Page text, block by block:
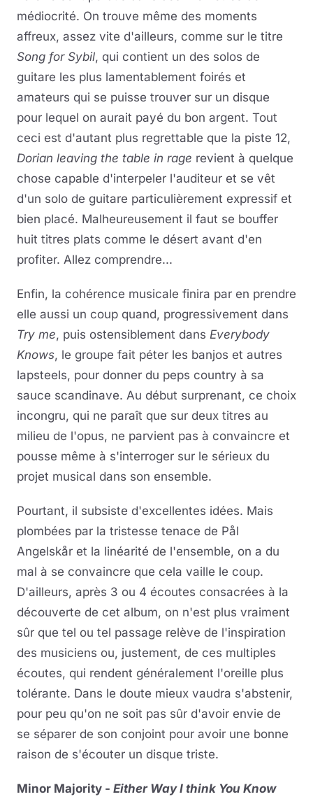
médiocrité. On trouve même des moments
affreux, assez vite d'ailleurs, comme sur le titre
Song for Sybil, qui contient un des solos de
guitare les plus lamentablement foirés et
amateurs qui se puisse trouver sur un disque
pour lequel on aurait payé du bon argent. Tout
ceci est d'autant plus regrettable que la piste 12,
Dorian leaving the table in rage revient à quelque
chose capable d'interpeler l'auditeur et se vêt
d'un solo de guitare particulièrement expressif et
bien placé. Malheureusement il faut se bouffer
huit titres plats comme le désert avant d'en
profiter. Allez comprendre...
Enfin, la cohérence musicale finira par en prendre
elle aussi un coup quand, progressivement dans
Try me, puis ostensiblement dans Everybody
Knows, le groupe fait péter les banjos et autres
lapsteels, pour donner du peps country à sa
sauce scandinave. Au début surprenant, ce choix
incongru, qui ne paraît que sur deux titres au
milieu de l'opus, ne parvient pas à convaincre et
pousse même à s'interroger sur le sérieux du
projet musical dans son ensemble.
Pourtant, il subsiste d'excellentes idées. Mais
plombées par la tristesse tenace de Pål
Angelskår et la linéarité de l'ensemble, on a du
mal à se convaincre que cela vaille le coup.
D'ailleurs, après 3 ou 4 écoutes consacrées à la
découverte de cet album, on n'est plus vraiment
sûr que tel ou tel passage relève de l'inspiration
des musiciens ou, justement, de ces multiples
écoutes, qui rendent généralement l'oreille plus
tolérante. Dans le doute mieux vaudra s'abstenir,
pour peu qu'on ne soit pas sûr d'avoir envie de
se séparer de son conjoint pour avoir une bonne
raison de s'écouter un disque triste.
Minor Majority - Either Way I think You Know